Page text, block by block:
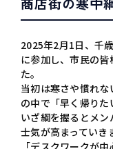
2025年2月1日、千
に参加し、市民の
た。
当初は寒さや慣れ
の中で「早く帰りた
いざ綱を握るとメ
士気が高まっていき
「デスクワークが